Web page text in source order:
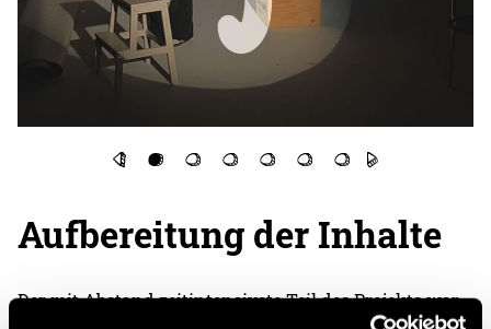
Aufbereitung der Inhalte
Der mit Abstand zeitintensivste Teil des Projekts war